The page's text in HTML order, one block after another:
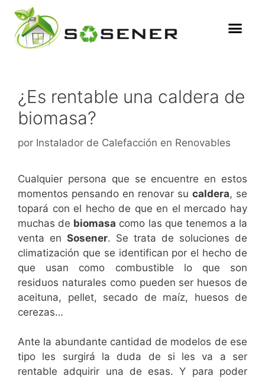
¿Es rentable una caldera de
biomasa?
por Instalador de Calefacción en Renovables
Cualquier persona que se encuentre en estos
momentos pensando en renovar su caldera, se
topará con el hecho de que en el mercado hay
muchas de biomasa como las que tenemos a la
venta en Sosener. Se trata de soluciones de
climatización que se identifican por el hecho de
que usan como combustible lo que son
residuos naturales como pueden ser huesos de
aceituna, pellet, secado de maíz, huesos de
cerezas…
Ante la abundante cantidad de modelos de ese
tipo les surgirá la duda de si les va a ser
rentable adquirir una de esas. Y para poder